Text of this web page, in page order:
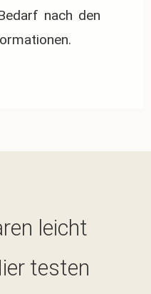
nach den
leicht
testen